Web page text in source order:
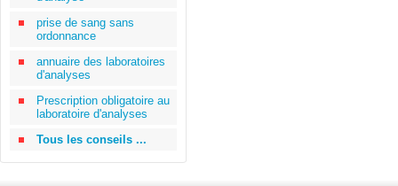
prise de sang sans
ordonnance
annuaire des laboratoires
d'analyses
Prescription obligatoire au
laboratoire d'analyses
Tous les conseils ...